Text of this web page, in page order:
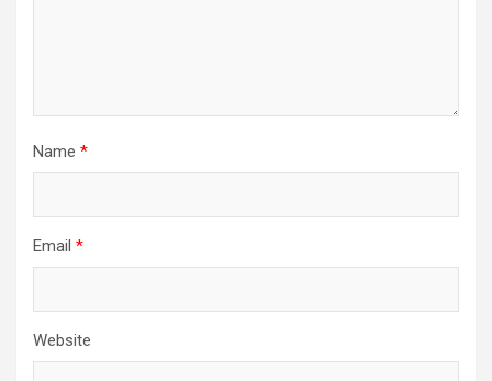
Name *
Email *
Website